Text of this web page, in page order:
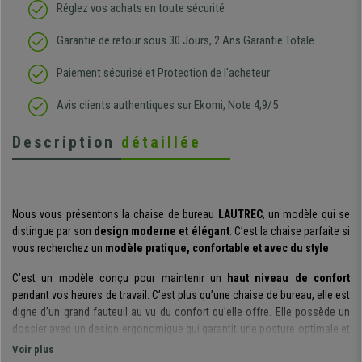
Réglez vos achats en toute sécurité
Garantie de retour sous 30 Jours, 2 Ans Garantie Totale
Paiement sécurisé et Protection de l'acheteur
Avis clients authentiques sur Ekomi, Note 4,9/5
Description détaillée
Nous vous présentons la chaise de bureau LAUTREC, un modèle qui se
distingue par son design moderne et élégant. C’est la chaise parfaite si
vous recherchez un modèle pratique, confortable et avec du style.
C’est un modèle conçu pour maintenir un
haut niveau de confort
pendant vos heures de travail. C’est plus qu’une chaise de bureau, elle est
digne d’un grand fauteuil au vu du confort qu’elle offre. Elle possède un
dossier avec un design ergonomique qui garantit une posture optimale et
protège la courbure du dos.
Voir plus